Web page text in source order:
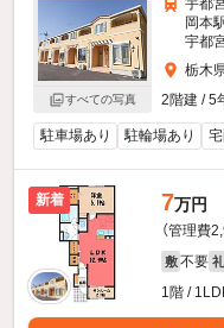
すべての写真
岡本
宇都
栃木
2階建 / 5
駐車場あり 駐輪場あり
新着 7万円
（管理費
敷 不要
1階 /